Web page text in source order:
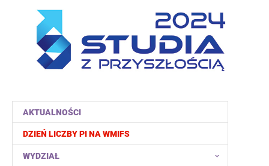
AKTUALNOŚCI
DZIEŃ LICZBY PI NA WMIFS
WYDZIAŁ